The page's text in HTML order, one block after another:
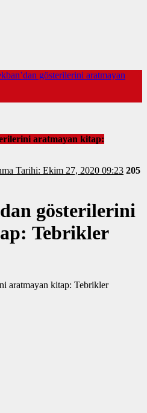
gösterilerini aratmayan
aratmayan kitap:
Yayınlanma Tarihi: Ekim 27, 2020 09:23 205
gösterilerini
Tebrikler